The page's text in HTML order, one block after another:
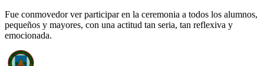
Fue conmovedor ver participar en la ceremonia a todos los alumnos,
pequeños y mayores, con una actitud tan seria, tan reflexiva y
emocionada.